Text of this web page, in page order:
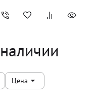
Цена